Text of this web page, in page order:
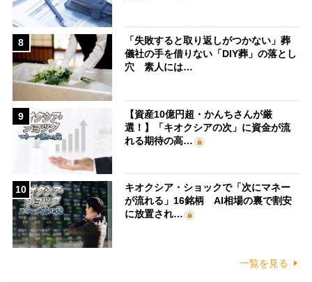
8
「失敗すると取り返しがつかない」葬
儀社の手を借りない「DIY葬」の落とし
穴 素人には…
9
【資産10億円超・かんちさんが厳
選！】「キオクシアの次」に資金が流
れる期待の高…
10
キオクシア・ショックで「次にマネー
が流れる」16銘柄 AI相場の裏で割安
に放置され…
一覧を見る